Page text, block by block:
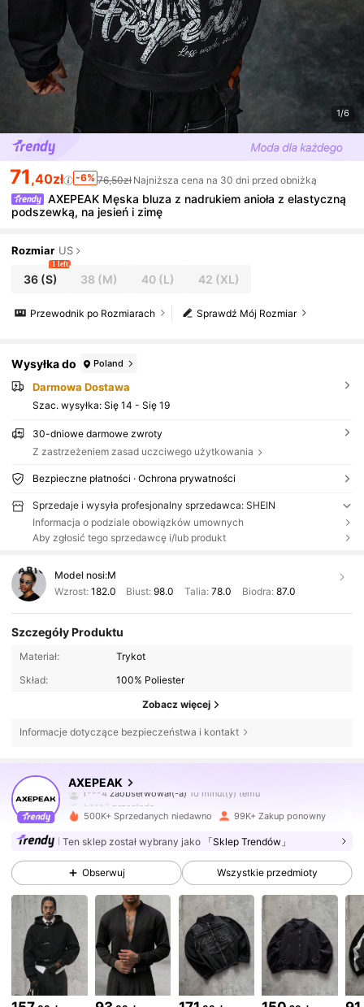
1/6
71 ,40zł -6% 76,50zł Najniższa cena na 30 dni przed obniżką
AXEPEAK Męska bluza z nadrukiem anioła z elastyczną
podszewką, na jesień i zimę
Rozmiar US
36(S)
1 left
38 (M) 40(L) 42 (XL)
Sprawdź Mój Rozmiar
Przewodnik po Rozmiarach
Wysyłka do Poland
Darmowa Dostawa
Szac. wysyłka: Się 14 - Się 19
30-dniowe darmowe zwroty
Z zastrzeżeniem zasad uczciwego użytkowania
Bezpieczne płatności · Ochrona prywatności
Sprzedaje i wysyła profesjonalny sprzedawca: SHEIN
Informacja o podziale obowiązków umownych
Aby zgłosić tego sprzedawcę i/lub produkt
Model nosi:M
Wzrost: 182.0 Biust:98.0 Talia: 78.0 Biodra: 87.0
Szczegóły Produktu
Materiał:
Trykot
Skład:
100% Poliester
Zobacz więcej
Informacje dotyczące bezpieczeństwa i kontakt
AXEPEAK
r***4zaobserwował(-a)
b***3 przegląda
4,78
380K Obserwujący
4,78 380K Obserwujący
380K Obserwujący
380K Obserwujący
500K+ Sprzedanych niedawno 99K+ Zakup ponowny
Ten sklep został wybrany jako 「Sklep Trendów」
Obserwuj Wszystkie przedmioty